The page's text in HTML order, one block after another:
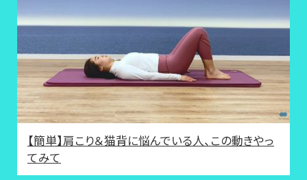
【簡単】肩こり＆猫背に悩んでいる人、この動きやっ
てみて